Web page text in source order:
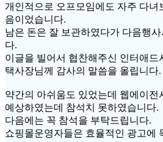
개인적으로 오프모임에도 자주 다녀
음이었습니다.
남은 돈은 잘 보관하였다가 다음행
다.
이글을 빌어서 협찬해주신 인터애
택사장님께 감사의 말씀을 올립니다.
약간의 아쉬움도 있었는데 웹에이전
예상하였는데 참석치 못하였습니다.
다음에는 꼭 참석을 부탁드립니다.
쇼핑몰운영자들은 효율적인 광고에